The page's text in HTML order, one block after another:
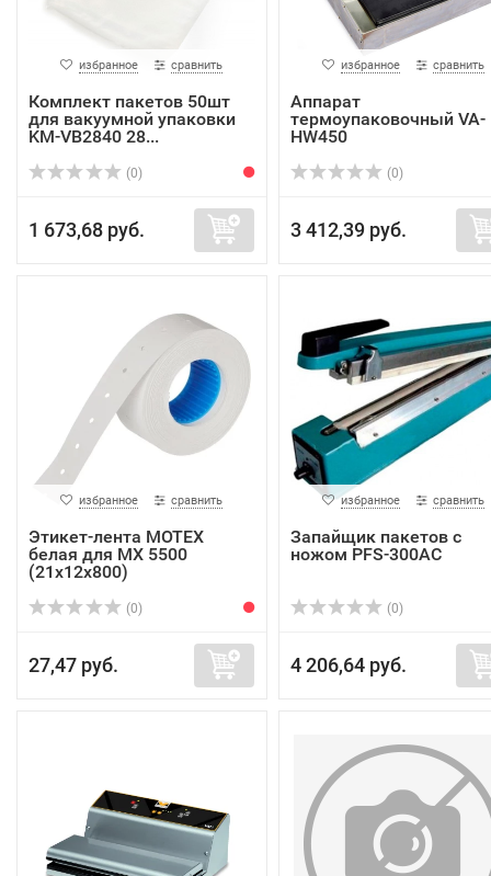
избранное сравнить
Комплект пакетов 50шт
для вакуумной упаковки
KM-VB2840 28...
(0)
1 673,68 руб.
избранное сравнить
Аппарат
термоупаковочный VA-
HW450
(0)
3 412,39 руб.
избранное сравнить
Этикет-лента MOTEX
белая для МХ 5500
(21х12х800)
(0)
27,47 руб.
избранное сравнить
Запайщик пакетов с
ножом PFS-300AC
(0)
4 206,64 руб.